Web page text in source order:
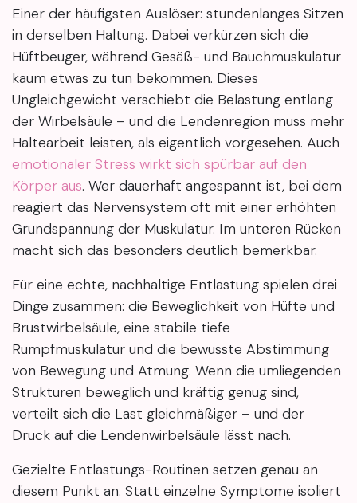
Einer der häufigsten Auslöser: stundenlanges Sitzen
in derselben Haltung. Dabei verkürzen sich die
Hüftbeuger, während Gesäß- und Bauchmuskulatur
kaum etwas zu tun bekommen. Dieses
Ungleichgewicht verschiebt die Belastung entlang
der Wirbelsäule – und die Lendenregion muss mehr
Haltearbeit leisten, als eigentlich vorgesehen. Auch
emotionaler Stress wirkt sich spürbar auf den
Körper aus. Wer dauerhaft angespannt ist, bei dem
reagiert das Nervensystem oft mit einer erhöhten
Grundspannung der Muskulatur. Im unteren Rücken
macht sich das besonders deutlich bemerkbar.
Für eine echte, nachhaltige Entlastung spielen drei
Dinge zusammen: die Beweglichkeit von Hüfte und
Brustwirbelsäule, eine stabile tiefe
Rumpfmuskulatur und die bewusste Abstimmung
von Bewegung und Atmung. Wenn die umliegenden
Strukturen beweglich und kräftig genug sind,
verteilt sich die Last gleichmäßiger – und der
Druck auf die Lendenwirbelsäule lässt nach.
Gezielte Entlastungs-Routinen setzen genau an
diesem Punkt an. Statt einzelne Symptome isoliert